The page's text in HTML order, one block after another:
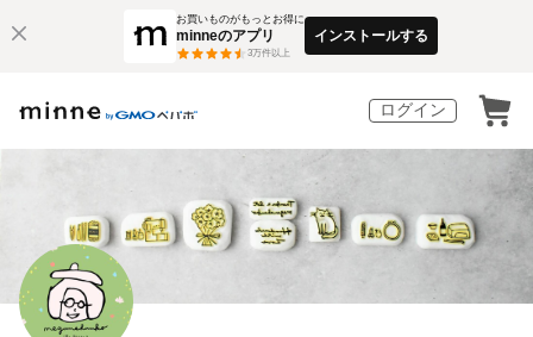
お買いものがもっとお得に
minneのアプリ
3万件以上
インストールする
ログイン